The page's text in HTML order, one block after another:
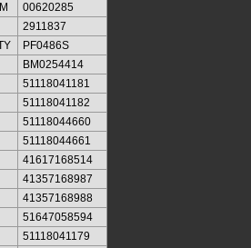
00620285
2911837
PF0486S
BM0254414
51118041181
51118041182
51118044660
51118044661
41617168514
41357168987
41357168988
51647058594
51118041179